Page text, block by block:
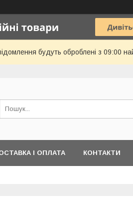
будуть оброблені з 09:00
І ОПЛАТА КОНТАКТИ